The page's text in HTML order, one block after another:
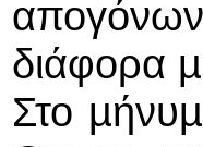
διάφορα
Στο